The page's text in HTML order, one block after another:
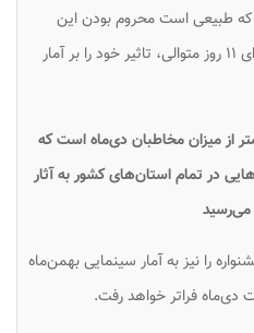
طبیعی است محروم بودن این
میزان سالن از اکران نرمال آن‌هم برای ۱۱ روز متوالی، تاثیر خود را بر آمار
بهمن‌ماه، ۱۹ درصد کمتر از میزان مخاطبان دی‌ماه است که
در تمام استان‌های کشور به آثار
می‌رسید
را نیز به آمار سینمایی بهمن‌ماه
دی‌ماه فراتر خواهد رفت.